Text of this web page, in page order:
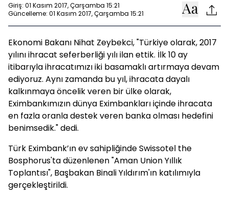
Giriş: 01 Kasım 2017, Çarşamba 15:21
Güncelleme: 01 Kasım 2017, Çarşamba 15:21
Ekonomi Bakanı Nihat Zeybekci, "Türkiye olarak, 2017
yılını ihracat seferberliği yılı ilan ettik. İlk 10 ay
itibarıyla ihracatımızı iki basamaklı artırmaya devam
ediyoruz. Aynı zamanda bu yıl, ihracata dayalı
kalkınmaya öncelik veren bir ülke olarak,
Eximbankımızın dünya Eximbankları içinde ihracata
en fazla oranla destek veren banka olması hedefini
benimsedik." dedi.
Türk Eximbank’ın ev sahipliğinde Swissotel the
Bosphorus'ta düzenlenen "Aman Union Yıllık
Toplantısı", Başbakan Binali Yıldırım'ın katılımıyla
gerçekleştirildi.